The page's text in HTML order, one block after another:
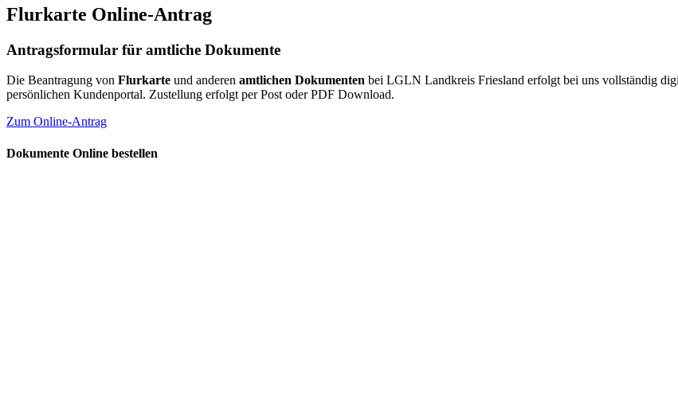
Flurkarte Online-Antrag
Antragsformular für amtliche Dokumente
Die Beantragung von Flurkarte und anderen amtlichen Dokumenten bei LGLN Landkreis Friesland erfolgt bei uns vollständig
persönlichen Kundenportal. Zustellung erfolgt per Post oder PDF Download.
Zum Online-Antrag
Dokumente Online bestellen